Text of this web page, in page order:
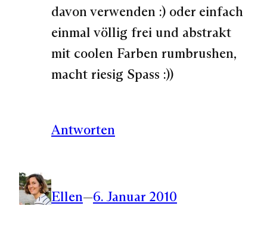
davon verwenden :) oder einfach
einmal völlig frei und abstrakt
mit coolen Farben rumbrushen,
macht riesig Spass :))
Antworten
Ellen—6. Januar 2010